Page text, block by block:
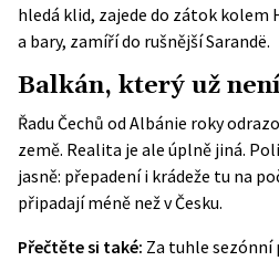
hledá klid, zajede do zátok kolem
a bary, zamíří do rušnější Sarandë.
Balkán, který už
Řadu Čechů od Albánie roky
země. Realita je ale úplně jiná.
jasně: přepadení i krádeže tu na
připadají méně než v Česku.
Přečtěte si také: Za tuhle sezónní